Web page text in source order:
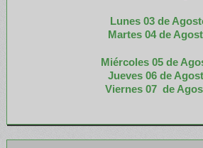
Lunes 03 de
Martes 04 de
Miércoles 05 de
Jueves 06 de
Viernes 07 de